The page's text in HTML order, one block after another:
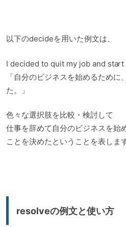
以下のdecideを用いた例文は、
I decided to quit my job and
「自分のビジネスを始めるため
た。」
色々な選択肢を比較・検討して
仕事を辞めて自分のビジネスを始
ことを決めたということを表します
resolveの例文と使い方